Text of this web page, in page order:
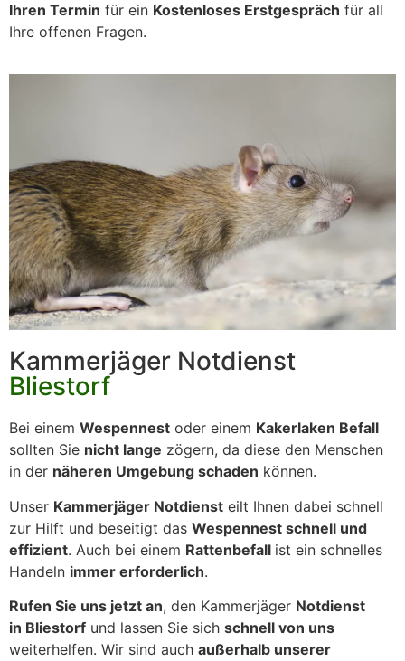
Ihren Termin für ein Kostenloses Erstgespräch für all
Ihre offenen Fragen.
Kammerjäger Notdienst
Bliestorf
Bei einem Wespennest oder einem Kakerlaken Befall
sollten Sie nicht lange zögern, da diese den Menschen
in der näheren Umgebung schaden können.
Unser Kammerjäger Notdienst eilt Ihnen dabei schnell
zur Hilft und beseitigt das Wespennest schnell und
effizient. Auch bei einem Rattenbefall ist ein schnelles
Handeln immer erforderlich.
Rufen Sie uns jetzt an, den Kammerjäger Notdienst
in Bliestorf und lassen Sie sich schnell von uns
weiterhelfen. Wir sind auch außerhalb unserer